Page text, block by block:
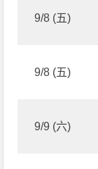
9/8 (五)
9/8 (五)
9/9 (六)